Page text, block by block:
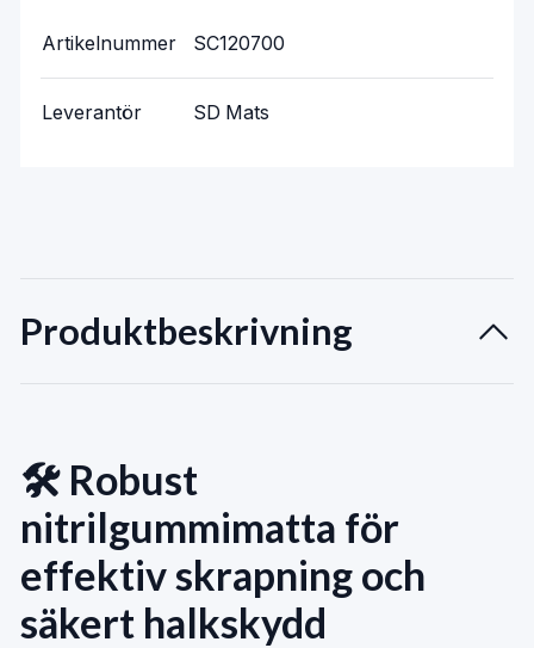
Artikelnummer SC120700
Leverantör SD Mats
Produktbeskrivning
🛠️ Robust
nitrilgummimatta för
effektiv skrapning och
säkert halkskydd